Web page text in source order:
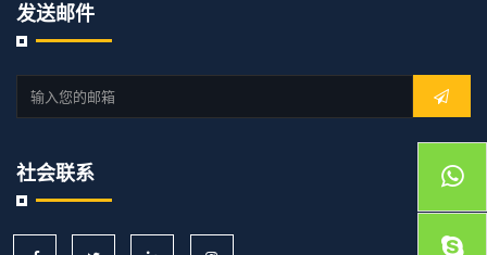
发送邮件
社会联系